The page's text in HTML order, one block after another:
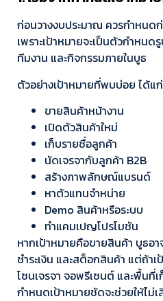
ก่อนวางงบประมาณ ควรกำหนด
เพราะเป้าหมายจะเป็นตัวกำห
ทีมงาน และกิจกรรมภายในบูธ
ตัวอย่างเป้าหมายที่พบบ่อย ได้แก่
ขายสินค้าหน้างาน
เปิดตัวสินค้าใหม่
เก็บรายชื่อลูกค้า
นัดเจรจากับลูกค้า B2B
สร้างภาพลักษณ์แบรนด์
หาตัวแทนจำหน่าย
Demo สินค้าหรือระบบ
ทำแคมเปญโปรโมชัน
หากเป้าหมายคือขายสินค้า บูธอ
ชำระเงิน และสต็อกสินค้า แต่ถ้า
โซนเจรจา จอพรีเซนต์ และพื้นที่
กำหนดเป้าหมายชัดจะช่วยให้ไม่